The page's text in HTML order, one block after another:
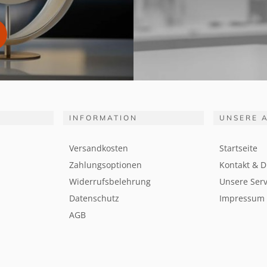
INFORMATION
Versandkosten
Zahlungsoptionen
Widerrufsbelehrung
Datenschutz
AGB
UNSERE
Startseite
Kontakt &
Unsere
Impressum